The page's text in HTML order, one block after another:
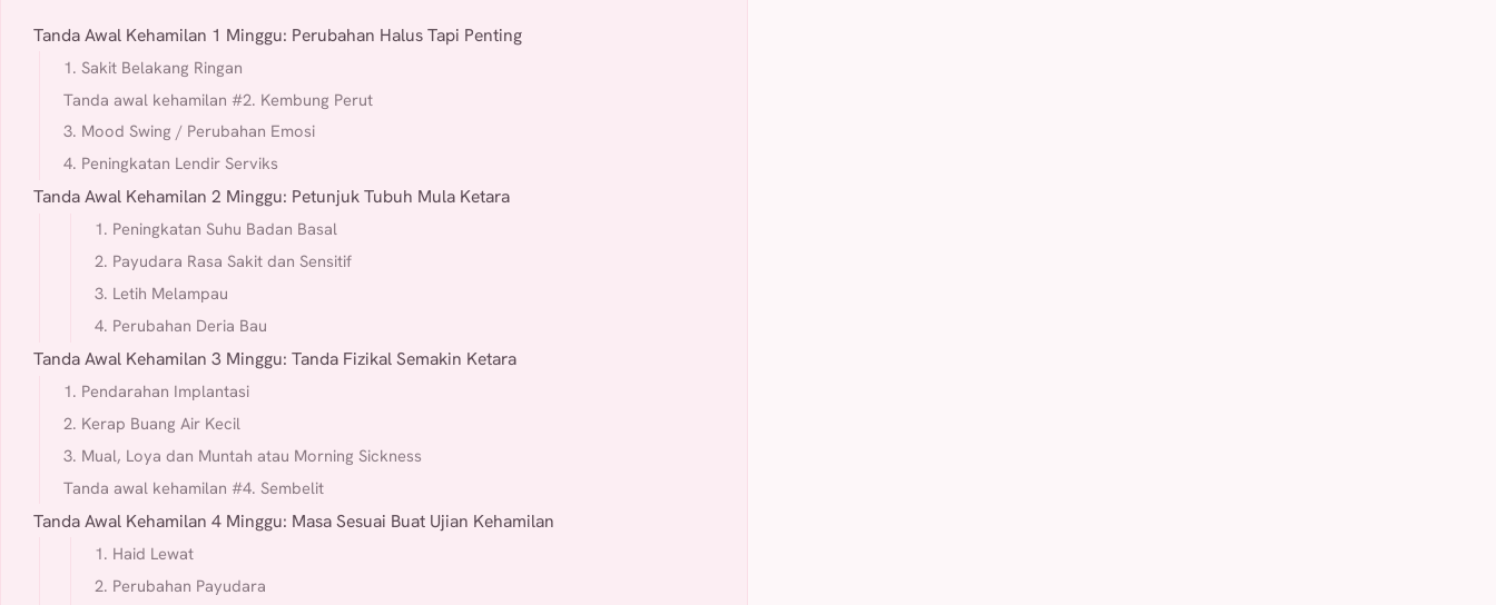
Tanda Awal Kehamilan 1 Minggu: Perubahan Halus Tapi Penting
1. Sakit Belakang Ringan
Tanda awal kehamilan #2. Kembung Perut
3. Mood Swing / Perubahan Emosi
4. Peningkatan Lendir Serviks
Tanda Awal Kehamilan 2 Minggu: Petunjuk Tubuh Mula Ketara
1. Peningkatan Suhu Badan Basal
2. Payudara Rasa Sakit dan Sensitif
3. Letih Melampau
4. Perubahan Deria Bau
Tanda Awal Kehamilan 3 Minggu: Tanda Fizikal Semakin Ketara
1. Pendarahan Implantasi
2. Kerap Buang Air Kecil
3. Mual, Loya dan Muntah atau Morning Sickness
Tanda awal kehamilan #4. Sembelit
Tanda Awal Kehamilan 4 Minggu: Masa Sesuai Buat Ujian Kehamilan
1. Haid Lewat
2. Perubahan Payudara